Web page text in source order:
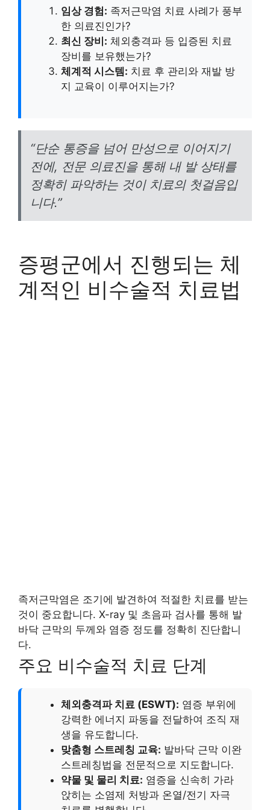
임상 경험: 족저근막염 치료 사례가 풍부
한 의료진인가?
최신 장비: 체외충격파 등 입증된 치료
장비를 보유했는가?
체계적 시스템: 치료 후 관리와 재발 방
지 교육이 이루어지는가?
“단순 통증을 넘어 만성으로 이어지기
전에, 전문 의료진을 통해 내 발 상태를
정확히 파악하는 것이 치료의 첫걸음입
니다.”
증평군에서 진행되는 체
계적인 비수술적 치료법
족저근막염은 조기에 발견하여 적절한 치료를 받는
것이 중요합니다. X-ray 및 초음파 검사를 통해 발
바닥 근막의 두께와 염증 정도를 정확히 진단합니
다.
주요 비수술적 치료 단계
체외충격파 치료 (ESWT): 염증 부위에
강력한 에너지 파동을 전달하여 조직 재
생을 유도합니다.
맞춤형 스트레칭 교육: 발바닥 근막 이완
스트레칭법을 전문적으로 지도합니다.
약물 및 물리 치료: 염증을 신속히 가라
앉히는 소염제 처방과 온열/전기 자극